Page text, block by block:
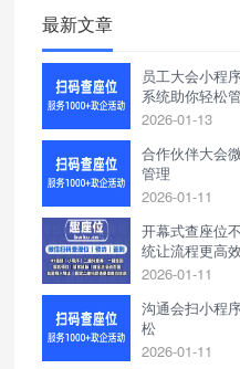
最新文章
员工大会小程
系统助你轻松
2026-01-13
合作伙伴大会
管理
2026-01-11
开幕式查座位
统让流程更高效
2026-01-11
沟通会扫小程
松
2026-01-11